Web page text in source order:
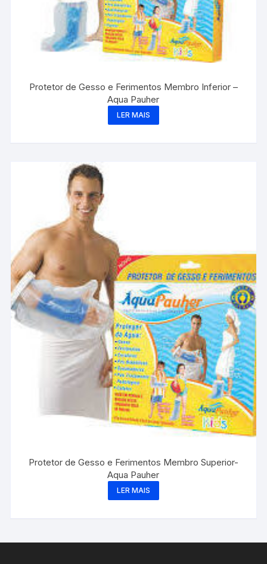
Protetor de Gesso e Ferimentos Membro Inferior –
Aqua Pauher
LER MAIS
Protetor de Gesso e Ferimentos Membro Superior-
Aqua Pauher
LER MAIS